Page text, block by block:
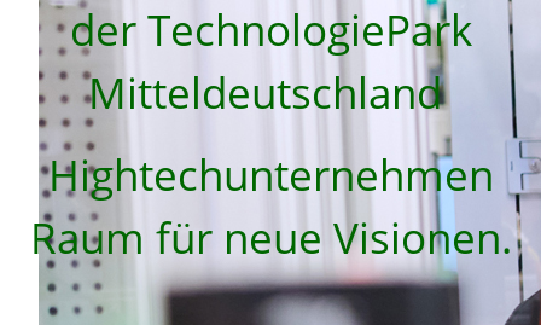
der TechnologiePark
Mitteldeutschland
Hightechunternehmen
Raum für neue Visionen.